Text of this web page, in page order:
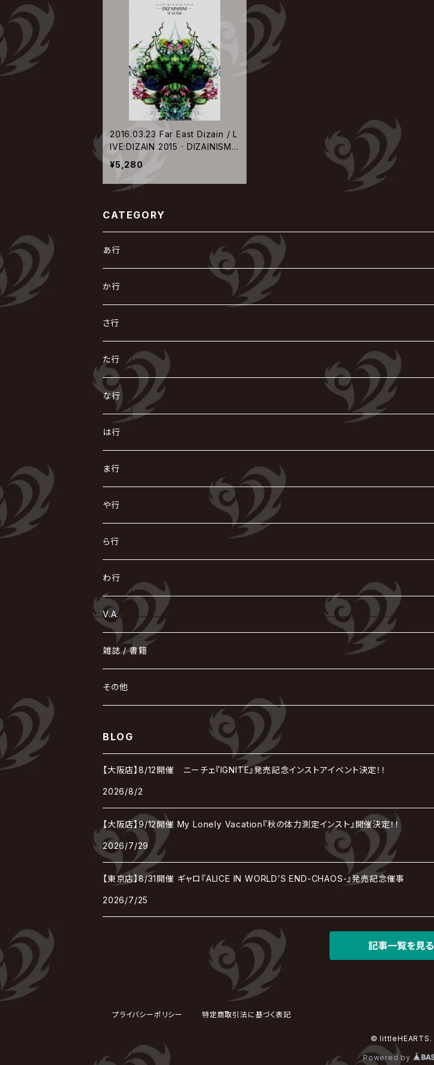
2016.03.23 Far East Dizain / L
IVE:DIZAIN 2015‐DIZAINISM
‐
¥5,280
CATEGORY
あ行
あ
R指定
AIOLIN
i.D.A
AKIHIDE
Azavana
Acid Black Cherry
Ashmaze.
甘い暴力
アリス九號. / ALICE NINE. / A9
ΛrlequiΩ / アルルカン
Angelo
アンティック-珈琲店-
アンフィル
い
IKUO
exist†trace
生熊耕治
色々な十字架
168 / 葵-168-
う
VIRGE / ヴァージュ
Waive
UCHUSENTAI:NOIZ / 宇宙戦隊NOIZ
え
ACE OF SPADES
X JAPAN
LSN / The LEGENDARY SIX NINE
お
AURORIZE
OFIAM
か行
か
怪人二十面奏
Kαin
kein
the GazettE
GOTCHAROCKA
蛾と蝶
cali≠gari
河村隆一
き
KISAKI
キズ
KIRITO / キリト
己龍
く
Crack6
グラビティ
GREN / グレン
黒夢
け
[ kei ] / 圭
仮病
こ
GOATBED
ゴールデンボンバー
CONTRASTZ
さ行
さ
ザアザア
The THIRTEEN
XANVALA
し
Zeke Deux
Z CLEAR
Sick²
ジグソウ
シド
JAKIGAN MEISTER
Chanty
sugar
Jupiter
JILUKA
す
Z CLEAR
超ジャシー
sukekiyo
SCAPEGOAT
SPLENDID GOD GIRAFFE
SLAPSLY / CHIYU
せ
ゼラ
零[Hz]
そ
SOPHIA
ZOMBIE / ぞんび
た行
た
DASEIN
DAIGO
DADAROMA
逹瑯
DAVID / SUI / 縁
DARRELL
ち
CHAQLA.
つ
て
D
DIAURA
DaizyStripper
D'ESPAIRSRAY
DEXCORE
TAKE NO BREAK
DEZERT
deadman
DEVILOOF
と
東京花嫁
Tourbillon
Dawnman
な行
な
NIGHTMARE
NAZARE
に
NiEL
NICOLAS
ぬ
nurié
ね
NETH PRIERE CAIN
NEVERLAND
の
NoGoD
NOCTURNAL BLOODLUST
は行
は
heidi.
H.U.G
BugLug
HAZUKI / 葉月
薔薇の宮殿
BAROQUE
ひ
HERO
美炎-BIEN-
HIZAKI
vistlip
hide with Spread Beaver / hide
HIDE-ZOU
ビバラッシュ
ふ
Far East Dizain
Fatüm
FANTASTIC◇CIRCUS
Blu-BiLLioN
BULL ZEICHEN 88
BULL FIELD
BREAKERZ
へ
BabyKingdom
THE BEETHOVEN
ペンタゴン
ほ
POIDOL
HOLLOWGRAM
ま行
ま
THE MICRO HEAD 4N'S
MAO / マオ from SID
マガツノート
machine
マツタケワークス
摩天楼オペラ
THE MADNA
MAMA.
まみれた / MAMIRETA
み
未完成アリス
ミスイ
mitsu
む
MUCC / ムック
め
メトロノーム
MERRY / メリー
も
THE MORTAL
最上川司
や行
や
ヤミテラ / 外道反逆者ヤミテラ
ゆ
YUKIYA / 藤田幸也
ユナイト
よ
ら行
ら
rice
Rides In ReVellion
RAN / 蘭
り
Leetspeak monsters
Ricky
LIPHLICH
Lill
lynch.
る
Ruiza
LUNA SEA
れ
the Raid.
REIGN
RAZOR
LSN / The LEGENDARY SIX NINE
ロマン急行
わ行
わ
wyse
我が為
V.A.
雑誌 / 書籍
hévn
その他
BLOG
【大阪店】8/12開催 ニーチェ『IGNITE』発売記念インストアイベント決定！！
2026/8/2
【大阪店】9/12開催 My Lonely Vacation『秋の体力測定インスト』開催決定！！
2026/7/29
【東京店】8/31開催 ギャロ『ALICE IN WORLD’S END-CHAOS-』発売記念催事
2026/7/25
記事一覧を見る
プライバシーポリシー 特定商取引法に基づく表記
© littleHEARTS.
Powered by